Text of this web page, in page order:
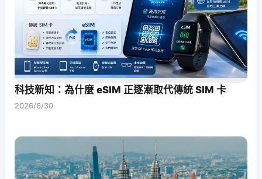
科技新知：為什麼 eSIM 正逐漸取代傳統 SIM 卡
2026/6/30